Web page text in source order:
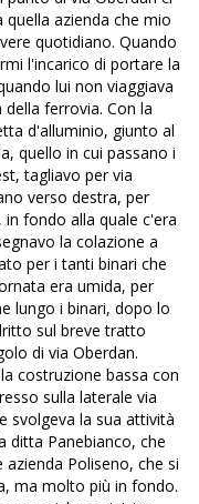
quella azienda che mio
quotidiano. Quando
l'incarico di portare la
lui non viaggiava
ferrovia. Con la
d'alluminio, giunto al
quello in cui passano i
tagliavo per via
verso destra, per
in fondo alla quale c'era
la colazione a
per i tanti binari che
era umida, per
lungo i binari, dopo lo
sul breve tratto
di via Oberdan.
costruzione bassa con
sulla laterale via
svolgeva la sua attività
ditta Panebianco, che
Poliseno, che si
ma molto più in fondo.